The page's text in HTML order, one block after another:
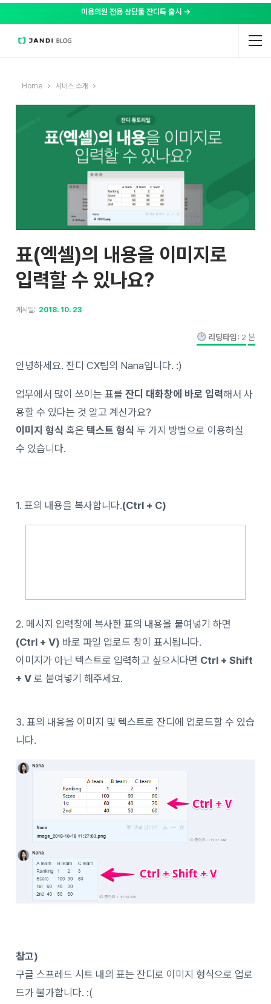
미용의원 전용 상담툴 잔디톡 출시 →
Home 서비스 소개
표(엑셀)의 내용을 이미지로
입력할 수 있나요?
게시일: 2018. 10. 23
리딩타임: 2 분
안녕하세요. 잔디 CX팀의 Nana입니다. :)
업무에서 많이 쓰이는 표를잔디 대화창에 바로 입력해서 사
용할 수 있다는 것 알고 계신가요?
이미지 형식 혹은텍스트 형식 두 가지 방법으로 이용하실
수 있습니다.
1. 표의 내용을 복사합니다.(Ctrl + C)
2. 메시지 입력창에 복사한 표의 내용을 붙여넣기 하면
(Ctrl + V) 바로 파일 업로드 창이 표시됩니다.
이미지가 아닌 텍스트로 입력하고 싶으시다면 Ctrl + Shift
+ V 로 붙여넣기해주세요.
3. 표의 내용을 이미지 및 텍스트로 잔디에 업로드할 수 있습
니다.
참고)
구글 스프레드 시트 내의 표는 잔디로 이미지 형식으로 업로
드가 불가합니다. :(